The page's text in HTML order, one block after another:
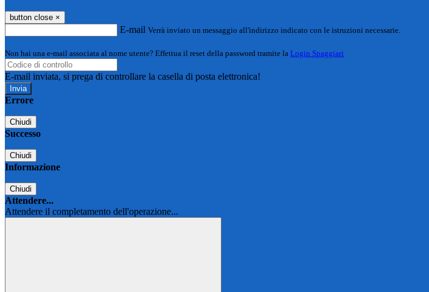
button close ×
E-mail Verrà inviato un messaggio all'indirizzo indicato con le istruzioni necessarie.
Non hai una e-mail associata al nome utente? Effettua il reset della password tramite la Login Spaggiari
E-mail inviata, si prega di controllare la casella di posta elettronica!
Errore
Chiudi
Successo
Chiudi
Informazione
Chiudi
Attendere...
Attendere il completamento dell'operazione...